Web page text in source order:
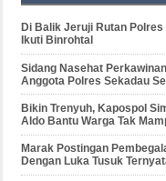
Di Balik Jeruji Rutan
Ikuti Binrohtal
Sidang Nasehat
Anggota Polres Sekadau
Bikin Trenyuh, Kapospol
Aldo Bantu Warga Tak
Marak Postingan
Dengan Luka Tusuk